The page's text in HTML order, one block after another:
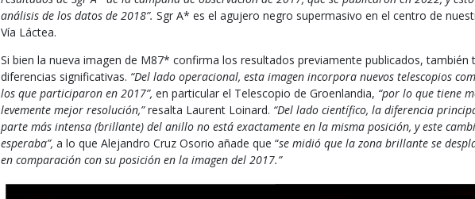
análisis de los datos de 2018”.Sgr A* es el agujero negro supermasivo en el centro de
Vía Láctea.
Si bien la nueva imagen de M87* confirma los resultados previamente publicados, también
diferencias significativas. “Del lado operacional, esta imagen incorpora nuevos telescopios
los que participaron en 2017”, en particular el Telescopio de Groenlandia, “por lo que tiene
levemente mejor resolución,”resalta Laurent Loinard. “Del lado científico, la diferencia
parte más intensa (brillante) del anillo no está exactamente en la misma posición, y este
esperaba”,a lo que Alejandro Cruz Osorio añade que “se midió que la zona brillante se
en comparación con su posición en la imagen del 2017.”